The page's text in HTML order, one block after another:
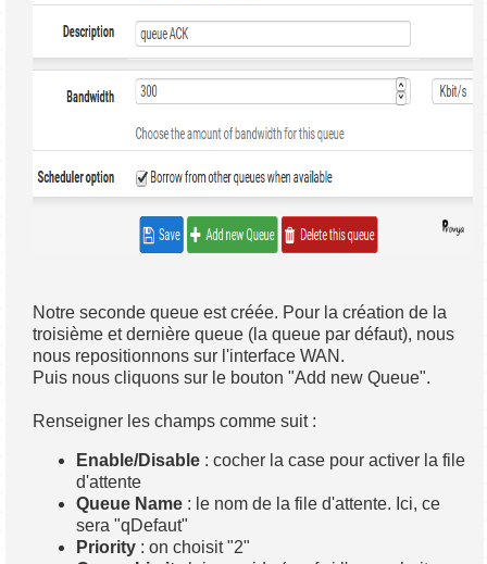
Notre seconde queue est créée. Pour la création de la
troisième et dernière queue (la queue par défaut), nous
nous repositionnons sur l'interface WAN.
Puis nous cliquons sur le bouton "Add new Queue".
Renseigner les champs comme suit :
Enable/Disable : cocher la case pour activer la file
d'attente
Queue Name : le nom de la file d'attente. Ici, ce
sera "qDefaut"
Priority : on choisit "2"